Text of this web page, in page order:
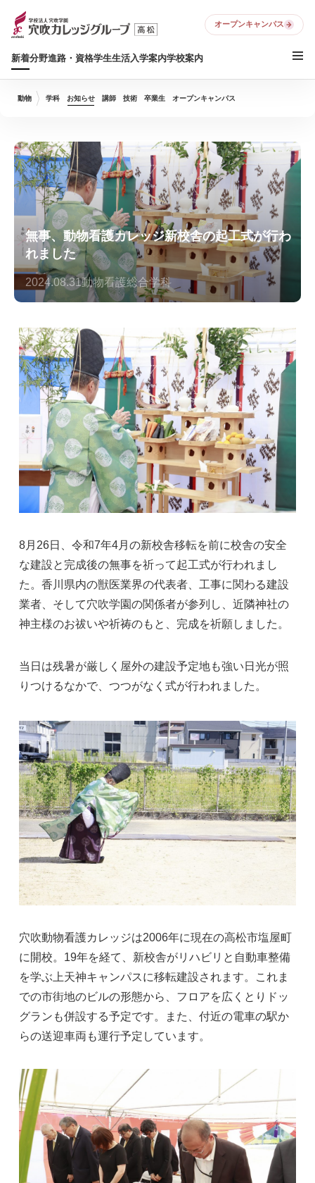
新着分野進路・資格学生生活入学案内学校案内
オープンキャンパス
動物 学科 お知らせ 講師 技術 卒業生 オープンキャンパス
無事、動物看護カレッジ新校舎の起工式が行わ
れました
2024.08.31動物看護総合学科
8月26日、令和7年4月の新校舎移転を前に校舎の安全
な建設と完成後の無事を祈って起工式が行われまし
た。香川県内の獣医業界の代表者、工事に関わる建設
業者、そして穴吹学園の関係者が参列し、近隣神社の
神主様のお祓いや祈祷のもと、完成を祈願しました。
当日は残暑が厳しく屋外の建設予定地も強い日光が照
りつけるなかで、つつがなく式が行われました。
穴吹動物看護カレッジは2006年に現在の高松市塩屋町
に開校。19年を経て、新校舎がリハビリと自動車整備
を学ぶ上天神キャンパスに移転建設されます。これま
での市街地のビルの形態から、フロアを広くとりドッ
グランも併設する予定です。また、付近の電車の駅か
らの送迎車両も運行予定しています。